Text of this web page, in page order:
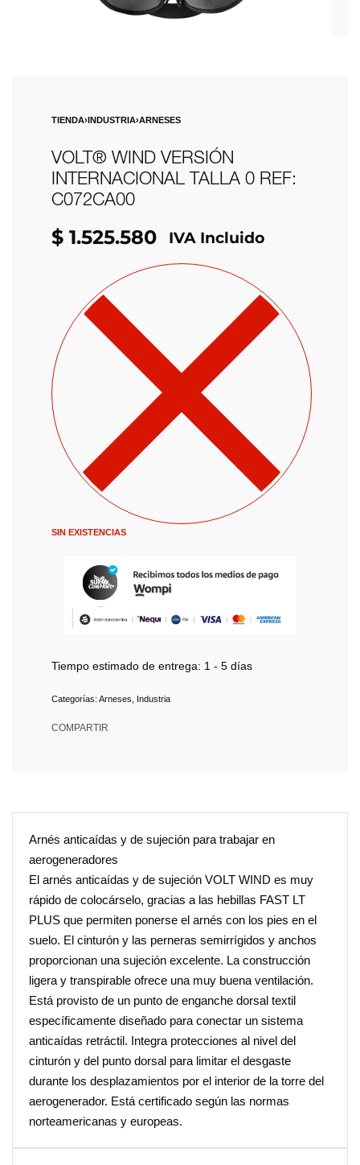
TIENDA›INDUSTRIA›ARNESES
VOLT® WIND VERSIÓN
INTERNACIONAL TALLA 0 REF:
C072CA00
$ 1.525.580 IVA Incluido
SIN EXISTENCIAS
Tiempo estimado de entrega: 1 - 5 días
Categorías: Arneses Industria
COMPARTIR
Arnés anticaídas y de sujeción para trabajar en
aerogeneradores
El arnés anticaídas y de sujeción VOLT WIND es muy
rápido de colocárselo, gracias a las hebillas FAST LT
PLUS que permiten ponerse el arnés con los pies en el
suelo. El cinturón y las perneras semirrígidos y anchos
proporcionan una sujeción excelente. La construcción
ligera y transpirable ofrece una muy buena ventilación.
Está provisto de un punto de enganche dorsal textil
específicamente diseñado para conectar un sistema
anticaídas retráctil. Integra protecciones al nivel del
cinturón y del punto dorsal para limitar el desgaste
durante los desplazamientos por el interior de la torre del
aerogenerador. Está certificado según las normas
norteamericanas y europeas.